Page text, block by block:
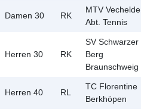
Damen 30 RK
MTV Vechelde
Abt. Tennis
Herren 30 RK
SV Schwarzer
Berg
Braunschweig
Herren 40 RL
TC Florentine
Berkhöpen